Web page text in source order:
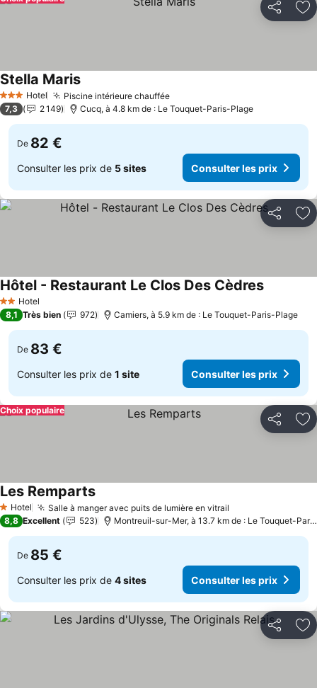
Partager
3 ÉtoilesHotel Piscine intérieure chauffée
Stella Maris
7,3 2 149 Cucq, à 4.8 km de : Le Touquet-Paris-Plage
De 82 €
Consulter les prix de 5 sites Consulter les prix
Partager
2 Étoiles
Hotel
Hôtel - Restaurant Le Clos Des Cèdres
8,1 Très bien 972 Camiers, à 5.9 km de : Le Touquet-Paris-Plage
De 83 €
Consulter les prix de 1 site Consulter les prix
Partager
Choix populaire
1 Étoiles
Hotel Salle à manger avec puits de lumière en vitrail
Les Remparts
8,8 Excellent 523 Montreuil-sur-Mer, à 13.7 km de : Le Touquet-Paris-Plage
De 85 €
Consulter les prix de 4 sites Consulter les prix
Partager